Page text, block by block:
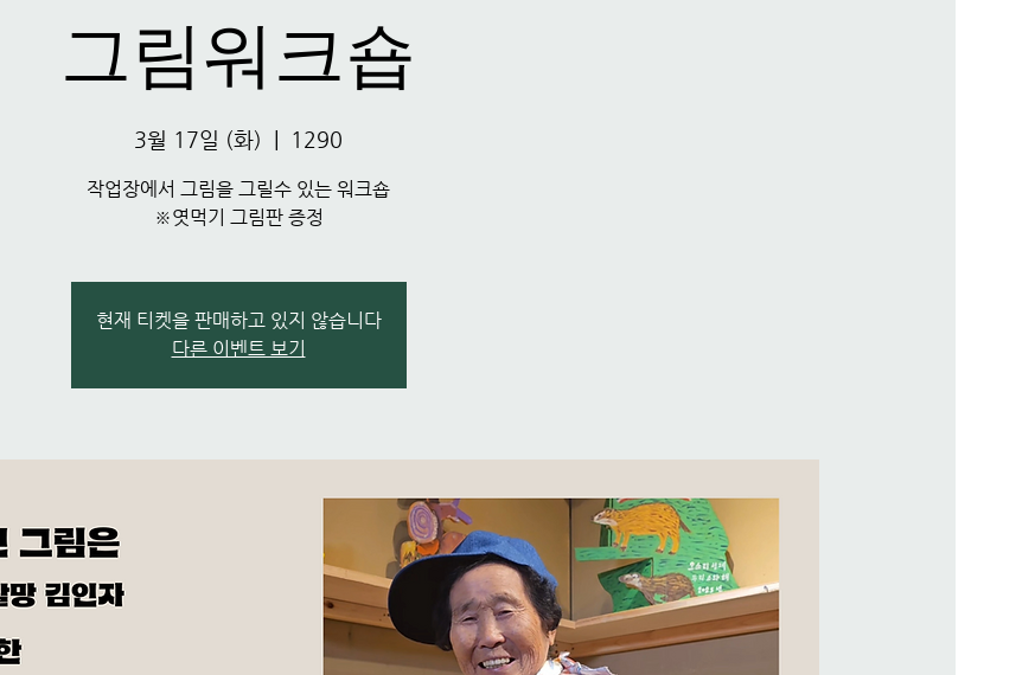
그림워크숍
3월 17일 (화) 1290
작업장에서 그림을 그릴수 있는 워크숍
※엿먹기 그림판 증정
현재 티켓을 판매하고 있지 않습니다
다른 이벤트 보기